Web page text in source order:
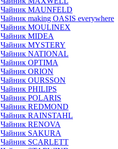
Чайник MAUNFELD
Чайник making OASIS everywhere
Чайник MOULINEX
Чайник MIDEA
Чайник MYSTERY
Чайник NATIONAL
Чайник OPTIMA
Чайник ORION
Чайник OURSSON
Чайник PHILIPS
Чайник POLARIS
Чайник REDMOND
Чайник RAINSTAHL
Чайник RENOVA
Чайник SAKURA
Чайник SCARLETT